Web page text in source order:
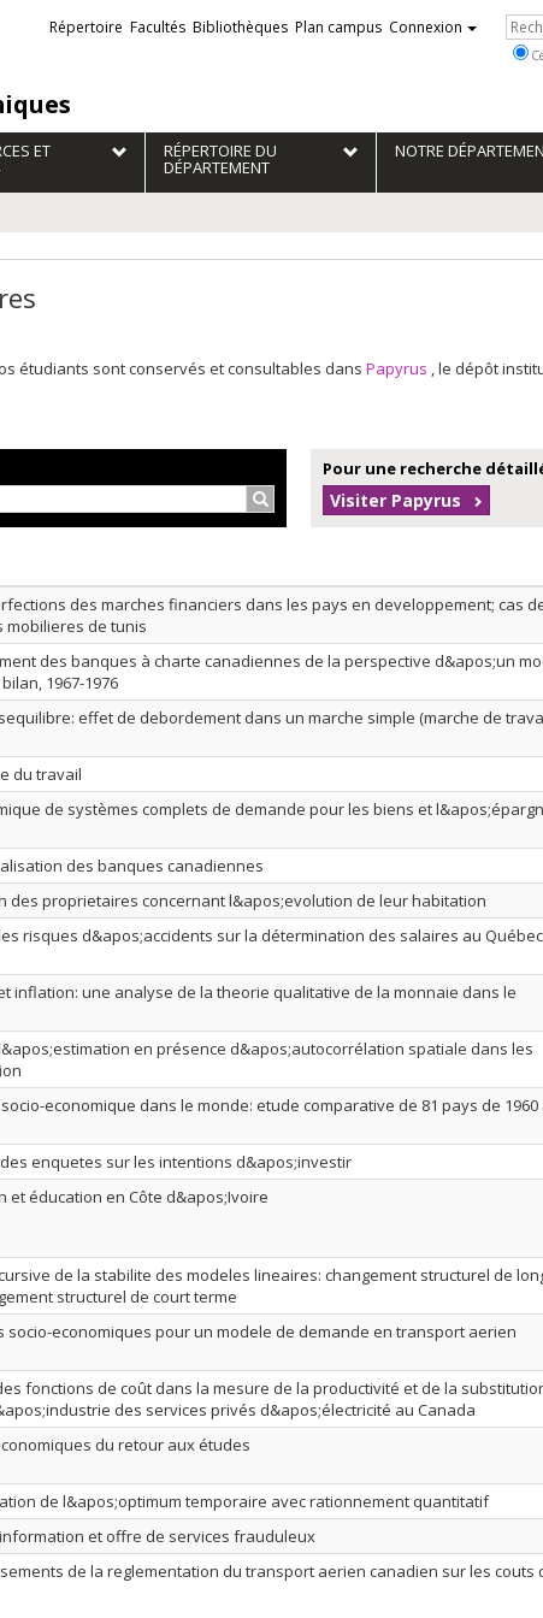
Liens
externes
Répertoire Facultés Bibliothèques Plan campus Connexion
ET RÉPERTOIRE DU
DÉPARTEMENT
NOTRE
étudiants sont conservés et consultables dans Papyrus , le dépôt
Rechercher…
Pour une recherche
Visiter Papyrus
croissant
en ordre croissant
des marches financiers dans les pays en developpement; cas
de tunis
des banques à charte canadiennes de la perspective d&apos;un
1967-1976
effet de debordement dans un marche simple (marche de
du travail
de systèmes complets de demande pour les biens et
des banques canadiennes
des proprietaires concernant l&apos;evolution de leur habitation
risques d&apos;accidents sur la détermination des salaires au
inflation: une analyse de la theorie qualitative de la monnaie dans le
en présence d&apos;autocorrélation spatiale dans les
economique dans le monde: etude comparative de 81 pays de 1960
enquetes sur les intentions d&apos;investir
et éducation en Côte d&apos;Ivoire
de la stabilite des modeles lineaires: changement structurel de
structurel de court terme
socio-economiques pour un modele de demande en transport aerien
fonctions de coût dans la mesure de la productivité et de la
des services privés d&apos;électricité au Canada
du retour aux études
de l&apos;optimum temporaire avec rationnement quantitatif
et offre de services frauduleux
de la reglementation du transport aerien canadien sur les couts